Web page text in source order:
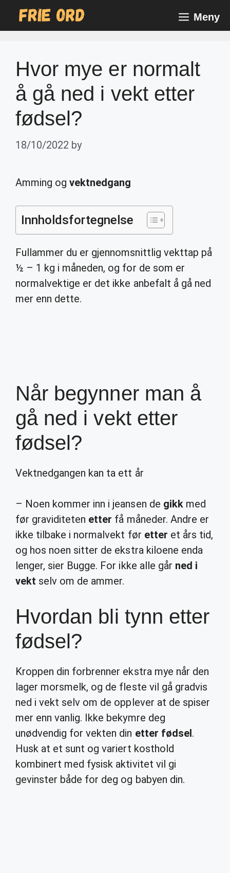
Meny
Hvor mye er normalt
å gå ned i vekt etter
fødsel?
18/10/2022 by
Amming ogvektnedgang
Innholdsfortegnelse
Fullammer du er gjennomsnittlig vekttap på
½ – 1 kg i måneden, og for de som er
normalvektige er det ikke anbefalt å gå ned
mer enn dette.
Når begynner man å
gå ned i vekt etter
fødsel?
Vektnedgangen kan ta ett år
– Noen kommer inn i jeansen de gikkmed
før graviditeten etter få måneder. Andre er
ikke tilbake i normalvekt før etter et års tid,
og hos noen sitter de ekstra kiloene enda
lenger, sier Bugge. For ikke alle går ned i
vekt selv om de ammer.
Hvordan bli tynn etter
fødsel?
Kroppen din forbrenner ekstra mye når den
lager morsmelk, og de fleste vil gå gradvis
ned i vekt selv om de opplever at de spiser
mer enn vanlig. Ikke bekymre deg
unødvendig for vekten din etter fødsel.
Husk at et sunt og variert kosthold
kombinert med fysisk aktivitet vil gi
gevinster både for deg og babyen din.